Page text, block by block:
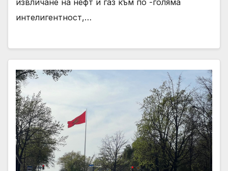
извличане на нефт и газ към по -голяма
интелигентност,…